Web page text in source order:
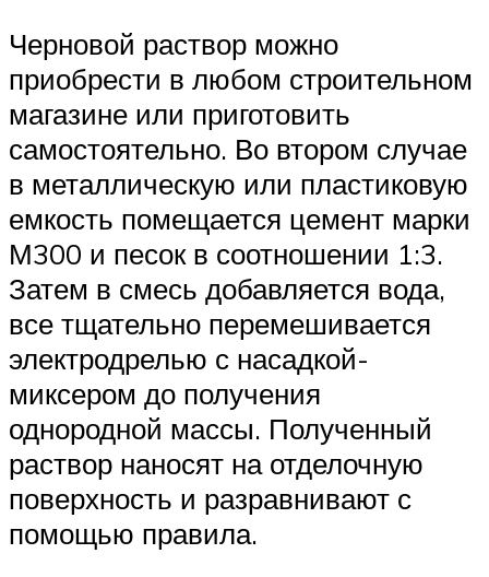
Черновой раствор можно
приобрести в любом строительном
магазине или приготовить
самостоятельно. Во втором случае
в металлическую или пластиковую
емкость помещается цемент марки
М300 и песок в соотношении 1:3.
Затем в смесь добавляется вода,
все тщательно перемешивается
электродрелью с насадкой-
миксером до получения
однородной массы. Полученный
раствор наносят на отделочную
поверхность и разравнивают с
помощью правила.